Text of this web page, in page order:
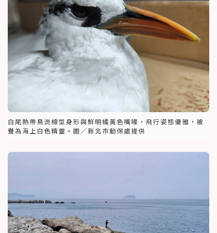
白尾熱帶鳥流線型身形與鮮明橘黃色嘴喙，飛行姿態優雅，被
譽為海上白色精靈。圖／新北市動保處提供